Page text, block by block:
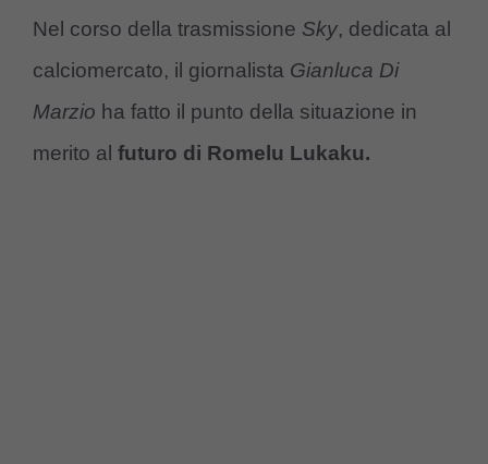
Nel corso della trasmissione Sky, dedicata al
calciomercato, il giornalista Gianluca Di
Marzio ha fatto il punto della situazione in
merito al futuro di Romelu Lukaku.